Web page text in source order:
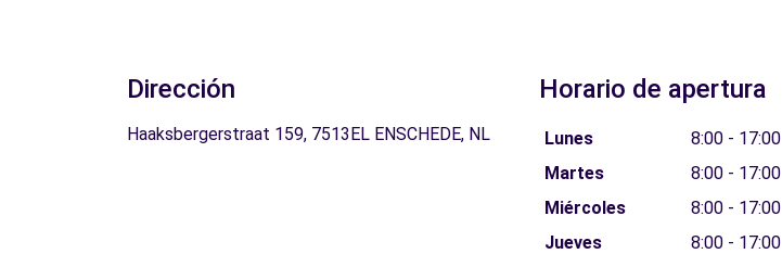
Dirección
Haaksbergerstraat 159, 7513EL ENSCHEDE, NL
Horario de apertura
Lunes
8:00 - 17:00
Martes
8:00 - 17:00
Miércoles
8:00 - 17:00
Jueves
8:00 - 17:00